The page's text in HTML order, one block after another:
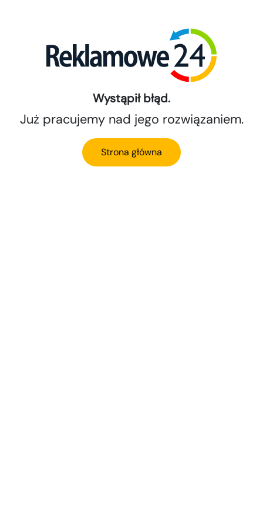
Wystąpił błąd.
Już pracujemy nad jego rozwiązaniem.
Strona główna